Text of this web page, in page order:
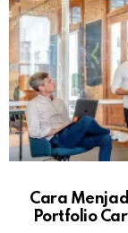
Cara
Portfolio